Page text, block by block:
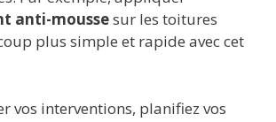
anti-moussesur les toitures
plus simple et rapide avec cet
vos interventions, planifiez vos